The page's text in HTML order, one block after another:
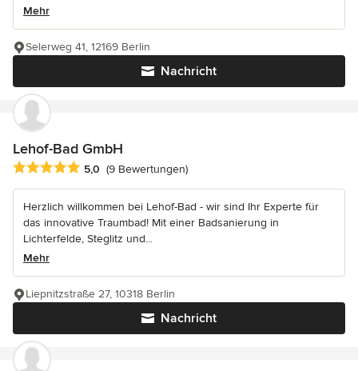
Mehr
Nachricht
Selerweg 41, 12169 Berlin
Lehof-Bad GmbH
Durchschnittliche Bewertung: 5 von 5 Sternen
5,0 (9 Bewertungen)
Herzlich willkommen bei Lehof-Bad - wir sind Ihr Experte für
das innovative Traumbad! Mit einer Badsanierung in
Lichterfelde, Steglitz und...
Mehr
Nachricht
Liepnitzstraße 27, 10318 Berlin